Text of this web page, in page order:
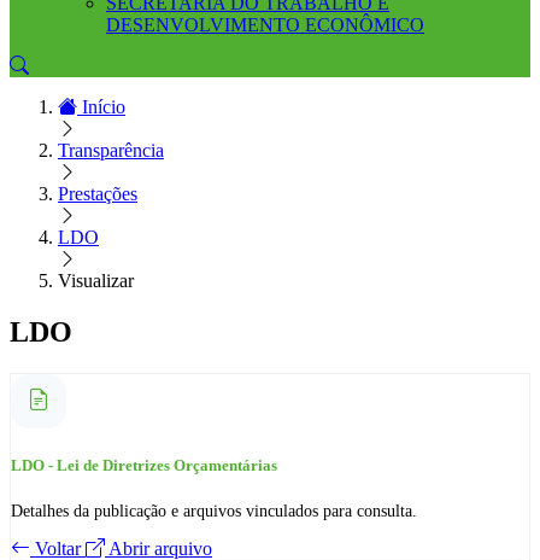
DESENVOLVIMENTO ECONÔMICO
Início
Transparência
Prestações
LDO
Visualizar
LDO
LDO - Lei de Diretrizes Orçamentárias
Detalhes da publicação e arquivos vinculados para consulta.
Voltar Abrir arquivo